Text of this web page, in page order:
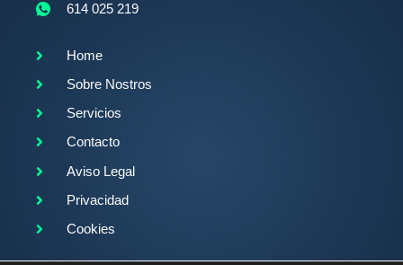
614 025 219
Home
Sobre Nostros
Servicios
Contacto
Aviso Legal
Privacidad
Cookies